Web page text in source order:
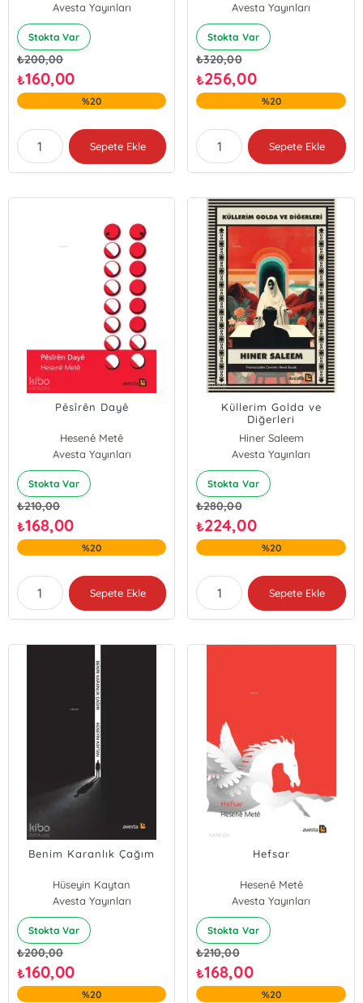
Avesta Yayınları
Stokta Var
₺200,00
₺160,00
%20
Sepete Ekle
Avesta Yayınları
Stokta Var
₺320,00
₺256,00
%20
Sepete Ekle
Pêsîrên Dayê
Hesenê Metê
Avesta Yayınları
Stokta Var
₺210,00
₺168,00
%20
Sepete Ekle
Küllerim Golda ve
Diğerleri
Hiner Saleem
Avesta Yayınları
Stokta Var
₺280,00
₺224,00
%20
Sepete Ekle
Benim Karanlık Çağım
Hüseyin Kaytan
Avesta Yayınları
Stokta Var
₺200,00
₺160,00
%20
Hefsar
Hesenê Metê
Avesta Yayınları
Stokta Var
₺210,00
₺168,00
%20